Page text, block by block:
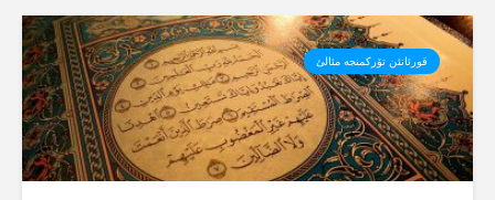
قورئانئن تۆرکمنجە مئالئ